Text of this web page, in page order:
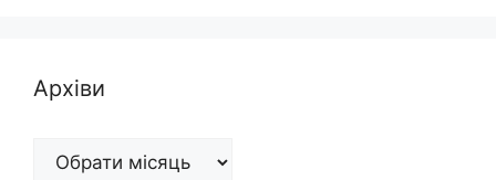
Архіви
Архіви